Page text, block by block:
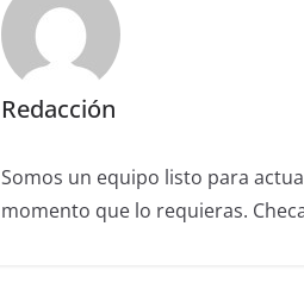
Redacción
Somos un equipo listo para
momento que lo requieras.